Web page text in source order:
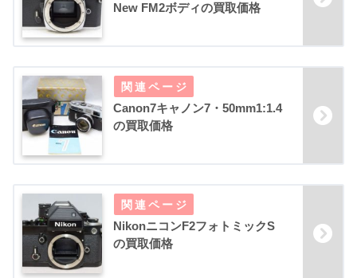
New FM2ボディの買取価格
Canon7キャノン7・50mm1:1.4
の買取価格
NikonニコンF2フォトミックS
の買取価格